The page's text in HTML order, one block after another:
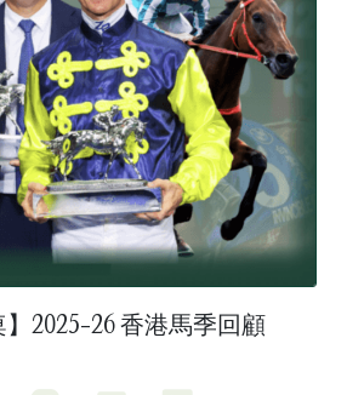
】2025-26 香港馬季回顧